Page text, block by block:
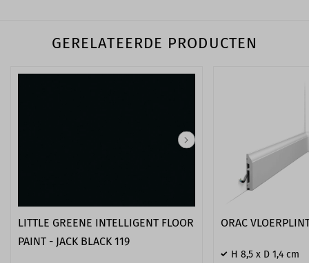
GERELATEERDE PRODUCTEN
LITTLE GREENE INTELLIGENT FLOOR
PAINT - JACK BLACK 119
ORAC
H 8,5 x D 1,4 cm